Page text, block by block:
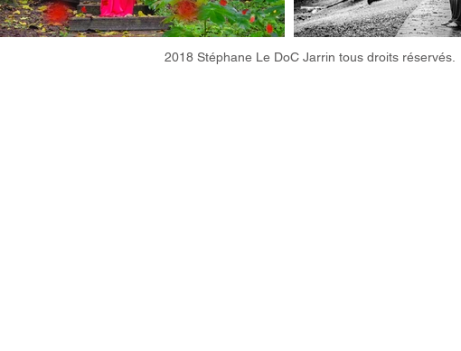
2018 Stéphane Le DoC Jarrin tous droits réservés.